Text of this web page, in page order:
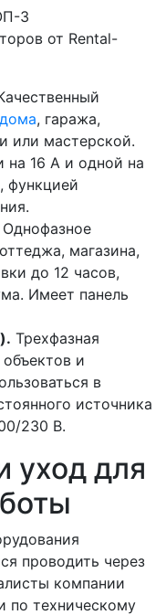
3
от Rental-
, гаража,
или мастерской.
на 16 А и одной на
функцией
Однофазное
магазина,
до 12 часов,
Имеет панель
Трехфазная
и
в
источника
230 В.
уход для
проводить через
компании
по техническому